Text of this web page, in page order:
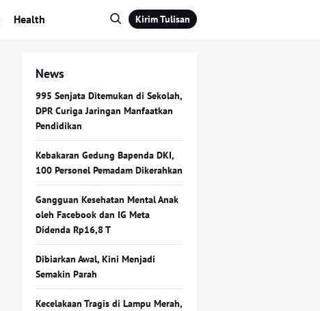
Health Kirim Tulisan
News
995 Senjata Ditemukan di Sekolah,
DPR Curiga Jaringan Manfaatkan
Pendidikan
Kebakaran Gedung Bapenda DKI,
100 Personel Pemadam Dikerahkan
Gangguan Kesehatan Mental Anak
oleh Facebook dan IG Meta
Didenda Rp16,8 T
Dibiarkan Awal, Kini Menjadi
Semakin Parah
Kecelakaan Tragis di Lampu Merah,